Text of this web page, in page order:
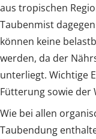
aus tropischen
Taubenmist
können keine
werden, da der
unterliegt. Wichtige
Fütterung sowie der
Wie bei allen
Taubendung